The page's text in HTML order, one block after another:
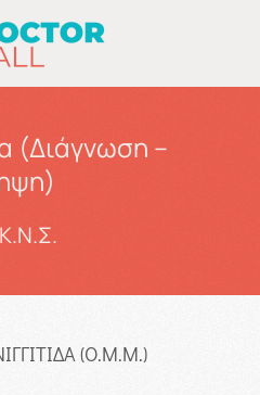
(Διάγνωση –
Κ.Ν.Σ.
(O.M.M.)